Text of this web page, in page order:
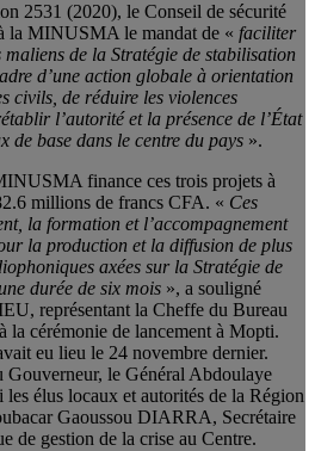
2531 (2020), le Conseil de sécurité
la MINUSMA le mandat de « faciliter
de la Stratégie de stabilisation
d’une action globale à orientation
civils, de réduire les violences
l’autorité et la présence de l’État
de base dans le centre du pays ».
finance ces trois projets à
millions de francs CFA. « Ces
la formation et l’accompagnement
la production et la diffusion de plus
axées sur la Stratégie de
durée de six mois », a souligné
représentant la Cheffe du Bureau
cérémonie de lancement à Mopti.
eu lieu le 24 novembre dernier.
Gouverneur, le Général Abdoulaye
élus locaux et autorités de la Région
Gaoussou DIARRA, Secrétaire
de gestion de la crise au Centre.